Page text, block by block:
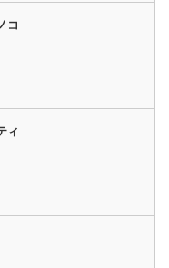
コ
ィ